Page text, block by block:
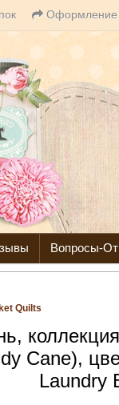
Оформление
Вопросы-
Quilts
Cane),
Laundry